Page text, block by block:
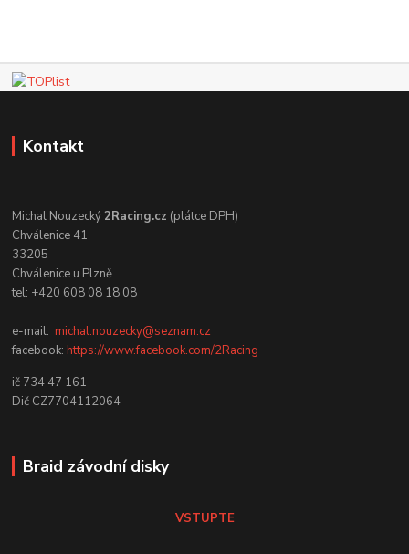
Kontakt
Michal Nouzecký2Racing.cz (plátce DPH)
Chválenice 41
33205
Chválenice u Plzně
tel: +420 608 08 18 08
e-mail:michal.nouzecky@seznam.cz
facebook:https://www.facebook.com/2Racing
ič 734 47 161
Dič CZ7704112064
Braid závodní disky
VSTUPTE